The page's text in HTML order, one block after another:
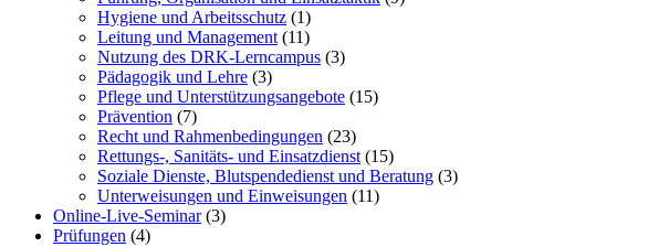
Hygiene und Arbeitsschutz 11
Produkt
Leitung und Management 1111
Produkte
Nutzung des DRK-Lerncampus 33
Pädagogik und Lehre 33
Produkte
Pflege und Unterstützungsangebote 1515
Prävention 77
Produkte
Recht und Rahmenbedingungen 2323
Produkte
Rettungs-, Sanitäts- und Einsatzdienst 1515
Produkte
Soziale Dienste, Blutspendedienst und Beratung 33
Unterweisungen und Einweisungen 1111
Online-Live-Seminar 33
Prüfungen 44